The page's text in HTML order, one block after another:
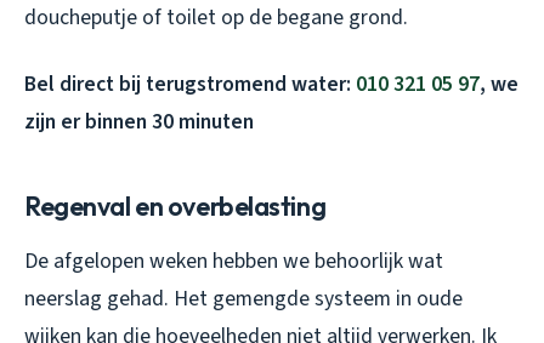
doucheputje of toilet op de begane grond.
Bel direct bij terugstromend water: 010 321 05 97, we
zijn er binnen 30 minuten
Regenval en overbelasting
De afgelopen weken hebben we behoorlijk wat
neerslag gehad. Het gemengde systeem in oude
wijken kan die hoeveelheden niet altijd verwerken. Ik